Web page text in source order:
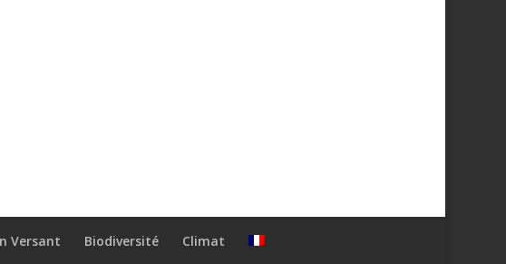
Versant Biodiversité Climat